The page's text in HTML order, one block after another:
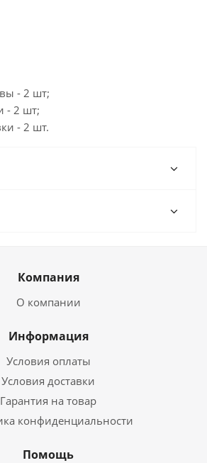
- 2 шт;
- 2 шт;
- 2 шт.
Компания
О компании
Информация
Условия оплаты
Условия доставки
Гарантия на товар
конфиденциальности
Помощь